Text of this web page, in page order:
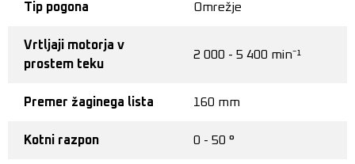
Tip pogona Omrežje
Vrtljaji motorja v
prostem teku
2 000 - 5 400 min⁻¹
Premer žaginega lista 160 mm
Kotni razpon 0 - 50 °